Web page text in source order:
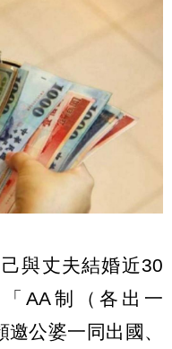
與丈夫結婚近30
AA制（各出一
公婆一同出國、